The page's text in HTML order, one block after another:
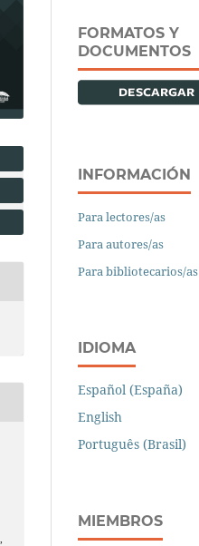
FORMATOS Y
DOCUMENTOS
INFORMACIÓN
Para lectores/as
Para autores/as
Para bibliotecarios/as
IDIOMA
Español (España)
English
Português (Brasil)
MIEMBROS